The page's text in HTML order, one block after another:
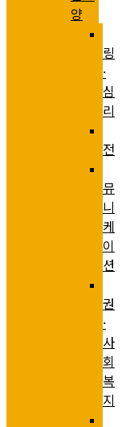
양
링
·
심
리
전
뮤
니
케
이
션
권
·
사
회
복
지